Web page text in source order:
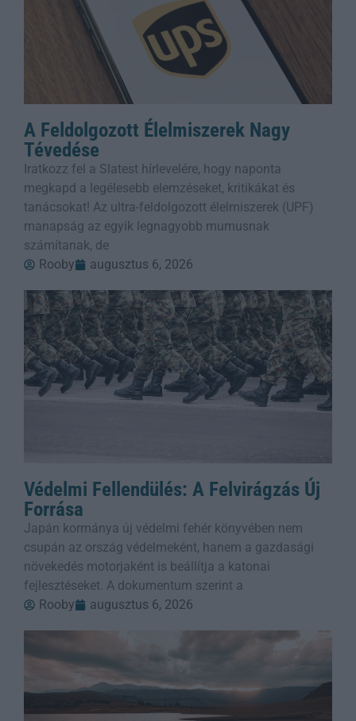
A Feldolgozott Élelmiszerek Nagy
Tévedése
Iratkozz fel a Slatest hírlevelére, hogy naponta
megkapd a legélesebb elemzéseket, kritikákat és
tanácsokat! Az ultra-feldolgozott élelmiszerek (UPF)
manapság az egyik legnagyobb mumusnak
számítanak, de
Rooby
augusztus 6, 2026
Védelmi Fellendülés: A Felvirágzás Új
Forrása
Japán kormánya új védelmi fehér könyvében nem
csupán az ország védelmeként, hanem a gazdasági
növekedés motorjaként is beállítja a katonai
fejlesztéseket. A dokumentum szerint a
Rooby
augusztus 6, 2026